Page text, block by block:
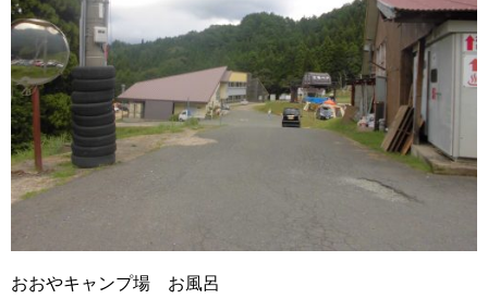
おおやキャンプ場 お風呂